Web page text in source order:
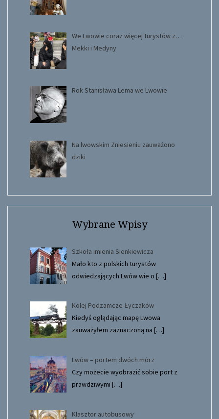
We Lwowie coraz więcej turystów z…
Mekki i Medyny
Rok Stanisława Lema we Lwowie
Na lwowskim Zniesieniu zauważono
dziki
Wybrane Wpisy
Szkoła imienia Sienkiewicza
Mało kto z polskich turystów
odwiedzających Lwów wie o […]
Kolej Podzamcze-Łyczaków
Kiedyś oglądając mapę Lwowa
zauważyłem zaznaczoną na […]
Lwów – portem dwóch mórz
Czy możecie wyobrazić sobie port z
prawdziwymi […]
Klasztor autobusowy